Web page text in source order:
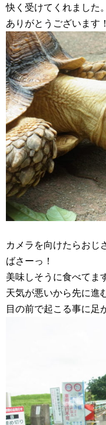
快く受けてくれました。
ありがとうございます！
カメラを向けたらおじ
ばさーっ！
美味しそうに食べてま
天気が悪いから先に進
目の前で起こる事に足